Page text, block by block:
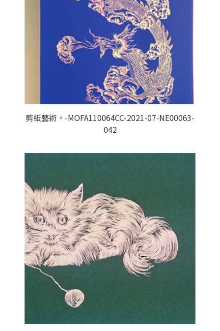
剪紙藝術。-MOFA110064CC-2021-07-NE00063-
042